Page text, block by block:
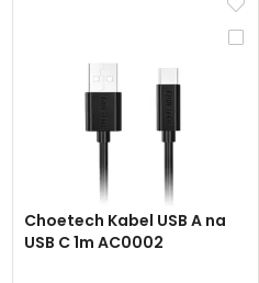
Choetech Kabel USB A na
USB C 1m AC0002